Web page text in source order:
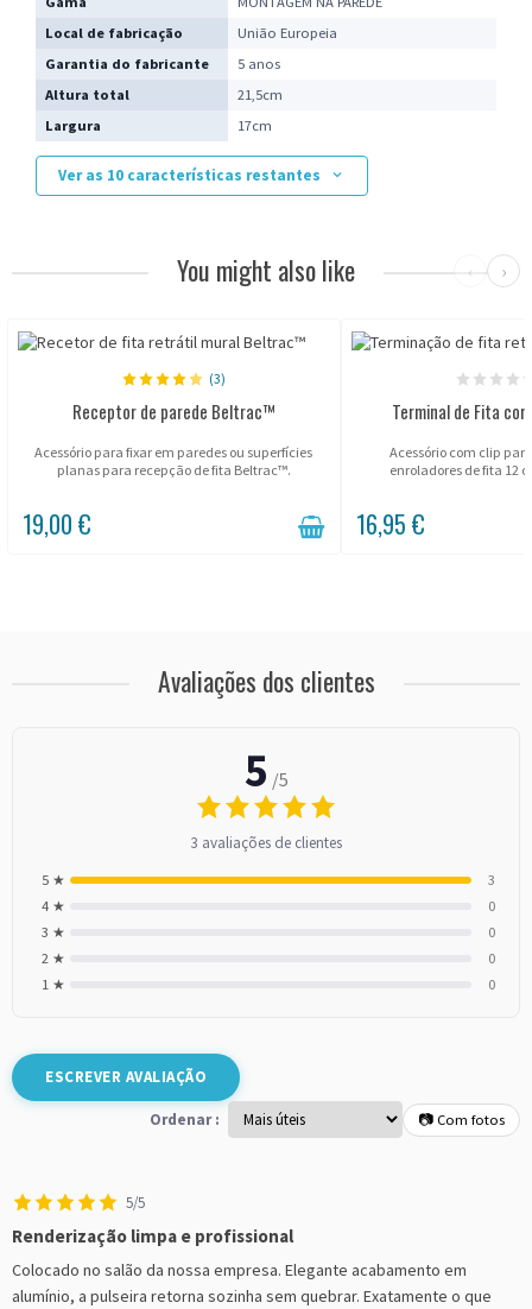
Local de fabricação
União Europeia
Garantia do fabricante
5 anos
Altura total
21,5cm
Largura
17cm
Ver as 10 características restantes
You might also like ‹ ›
(3)
Receptor de parede Beltrac™
Acessório para fixar em paredes ou superfícies
planas para recepção de fita Beltrac™.
19,00 €
Terminal de Fita
Acessório com clip
enroladores de fita 12
16,95 €
Avaliações dos clientes
5 /5
3 avaliações de clientes
5 ★
3
4 ★
0
3 ★
0
2 ★
0
1 ★
0
ESCREVER AVALIAÇÃO
Ordenar : 📷 Com fotos
5/5
Renderização limpa e profissional
Colocado no salão da nossa empresa. Elegante acabamento em
alumínio, a pulseira retorna sozinha sem quebrar. Exatamente o que